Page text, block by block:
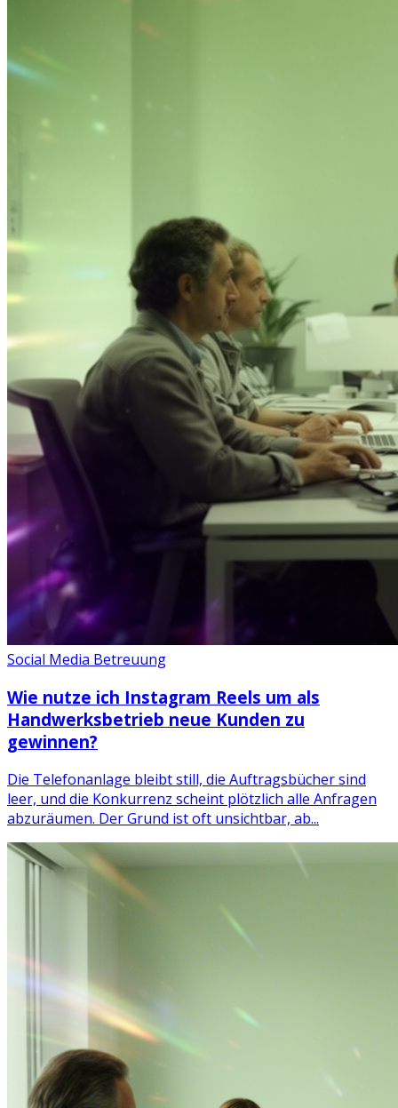
Social Media Betreuung
Wie nutze ich Instagram Reels um als
Handwerksbetrieb neue Kunden zu
gewinnen?
Die Telefonanlage bleibt still, die Auftragsbücher sind
leer, und die Konkurrenz scheint plötzlich alle Anfragen
abzuräumen. Der Grund ist oft unsichtbar, ab...